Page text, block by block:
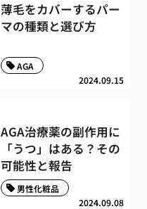
薄毛をカバーするパー
マの種類と選び方
2024.09.15
AGA
AGA治療薬の副作用に
「うつ」はある？その
可能性と報告
2024.09.08
男性化粧品